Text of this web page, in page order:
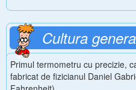
Cultura
Primul termometru cu precizie,
fabricat de fizicianul Daniel